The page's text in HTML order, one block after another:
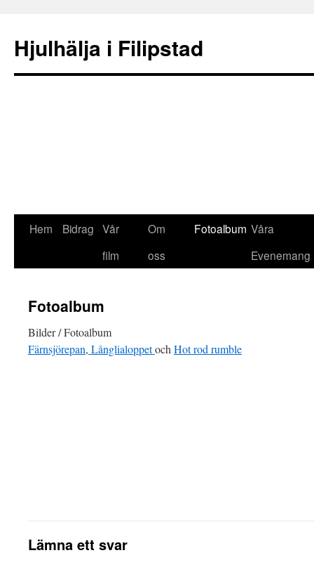
Hjulhälja i Filipstad
Hem Bidrag Vår
film
Om
oss
Fotoalbum Våra
Evenemang
Fotoalbum
Bilder / Fotoalbum
Färnsjörepan, Långlialoppetoch Hot rod rumble
Lämna ett svar